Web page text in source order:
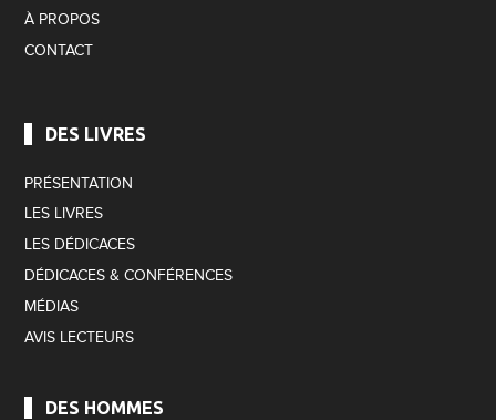
À PROPOS
CONTACT
DES LIVRES
PRÉSENTATION
LES LIVRES
LES DÉDICACES
DÉDICACES & CONFÉRENCES
MÉDIAS
AVIS LECTEURS
DES HOMMES